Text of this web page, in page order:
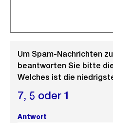
Um Spam-Nachrichten
beantworten Sie bitte
Welches ist die
7, 5 oder 1
Antwort